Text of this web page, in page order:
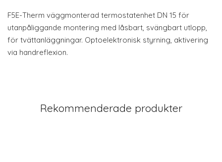
F5E-Therm väggmonterad termostatenhet DN 15 för
utanpåliggande montering med låsbart, svängbart utlopp,
för tvättanläggningar. Optoelektronisk styrning, aktivering
via handreflexion.
Rekommenderade produkter